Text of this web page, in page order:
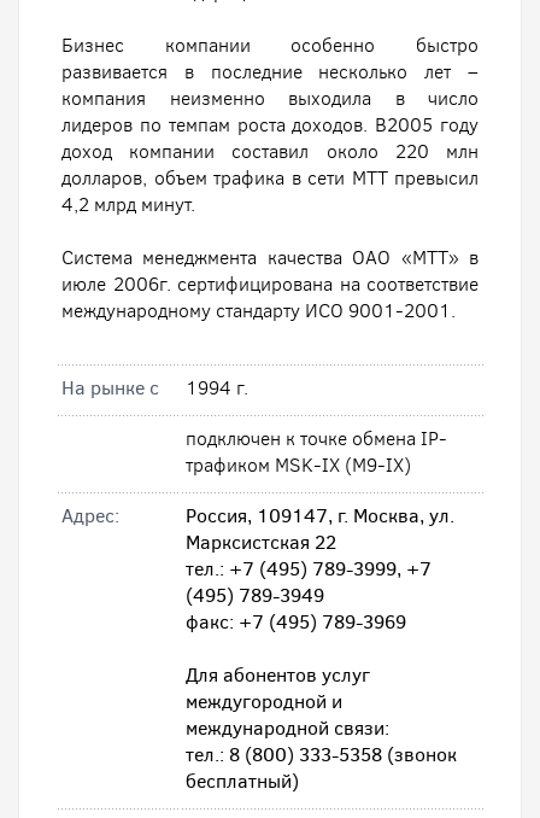
Бизнес компании особенно быстро
развивается в последние несколько лет –
компания неизменно выходила в число
лидеров по темпам роста доходов. В2005 году
доход компании составил около 220 млн
долларов, объем трафика в сети МТТ превысил
4,2 млрд минут.
Система менеджмента качества ОАО «МТТ» в
июле 2006г. сертифицирована на соответствие
международному стандарту ИСО 9001-2001.
На рынке с
1994 г.
подключен к точке обмена IP-
трафиком MSK-IX (M9-IX)
Адрес:
Россия, 109147, г. Москва, ул.
Марксистская 22
тел.: +7 (495) 789-3999, +7
(495) 789-3949
факс: +7 (495) 789-3969
Для абонентов услуг
междугородной и
международной связи:
тел.: 8 (800) 333-5358 (звонок
бесплатный)